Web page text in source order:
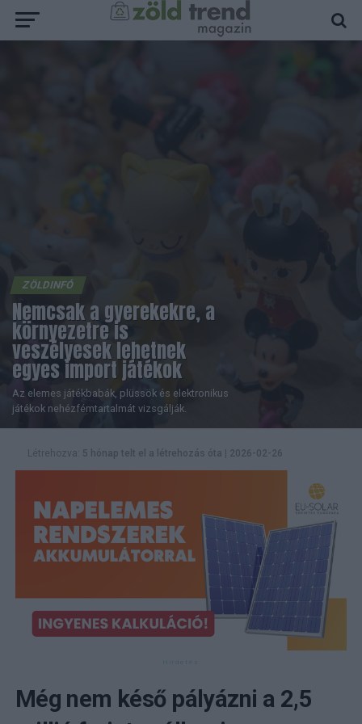
ZÖLDINFÓ
Nemcsak a gyerekekre, a
környezetre is
veszélyesek lehetnek
egyes import játékok
Az elemes játékbabák, plüssök és elektronikus
játékok nehézfémtartalmát vizsgálják.
Létrehozva: 5 hónap telt el a létrehozás óta 2026-02-26
Még nem késő pályázni a 2,5